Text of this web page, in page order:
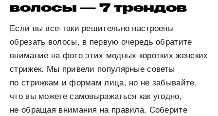
волосы — 7 трендов
Если вы все-таки решительно настроены
обрезать волосы, в первую очередь обратите
внимание на фото этих модных коротких женских
стрижек. Мы привели популярные советы
по стрижкам и формам лица, но не забывайте,
что вы можете самовыражаться как угодно,
не обращая внимания на правила. Соберите